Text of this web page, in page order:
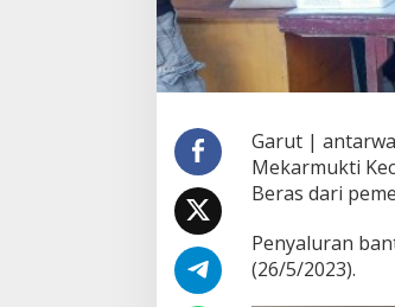
Garut |
Mekarmukti
Beras dari
Penyaluran
(26/5/2023).